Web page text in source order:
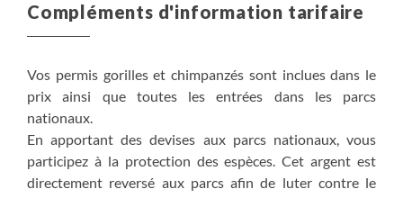
Compléments d'information tarifaire
Vos permis gorilles et chimpanzés sont inclues dans le
prix ainsi que toutes les entrées dans les parcs
nationaux.
En apportant des devises aux parcs nationaux, vous
participez à la protection des espèces. Cet argent est
directement reversé aux parcs afin de luter contre le